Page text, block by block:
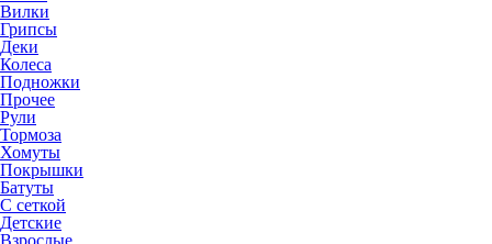
Вилки
Грипсы
Деки
Колеса
Подножки
Прочее
Рули
Тормоза
Хомуты
Покрышки
Батуты
С сеткой
Детские
Взрослые